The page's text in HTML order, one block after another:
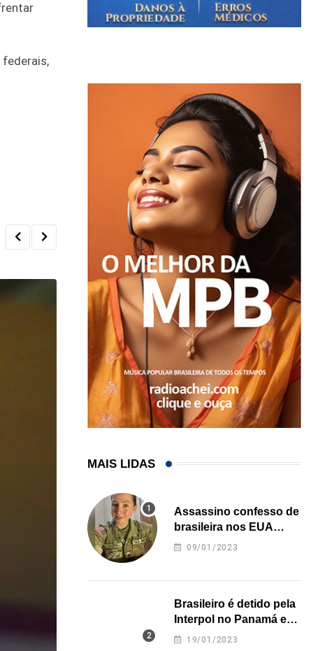
federais,
MAIS LIDAS
Assassino confesso de
brasileira nos EUA
revela onde deixou o
09/01/2023
Brasileiro é detido pela
Interpol no Panamá e
pode pegar prisão
19/01/2023